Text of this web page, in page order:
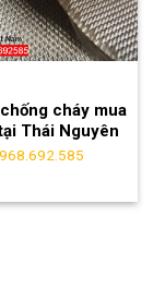
cháy mua
Thái Nguyên